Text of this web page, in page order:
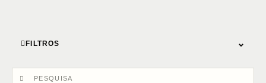
FILTROS ⌄